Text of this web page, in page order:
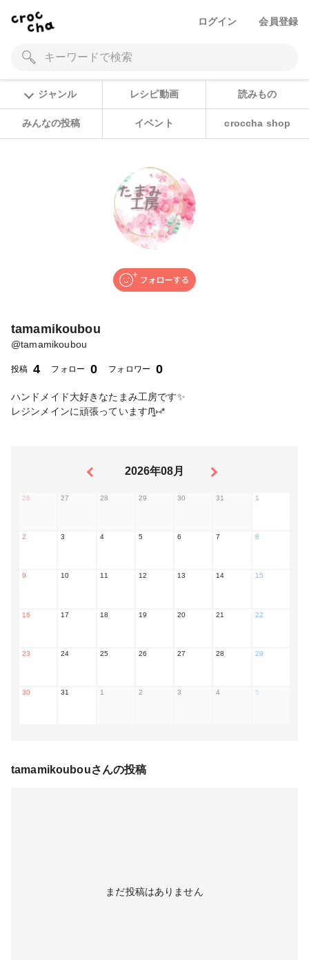
ログイン 会員登録
ジャンル レシピ動画 読みもの
みんなの投稿 イベント croccha shop
tamamikoubou
@tamamikoubou
投稿 4 フォロー 0 フォロワー 0
ハンドメイド大好きなたまみ工房です✨
レジンメインに頑張っていますᙏ̤̫⑅*
2026年08月
26 27 28 29 30 31 1
2 3 4 5 6 7 8
9 10 11 12 13 14 15
16 17 18 19 20 21 22
23 24 25 26 27 28 29
30 31 1 2 3 4 5
tamamikoubouさんの投稿
まだ投稿はありません